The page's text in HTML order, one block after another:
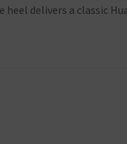
delivers a classic